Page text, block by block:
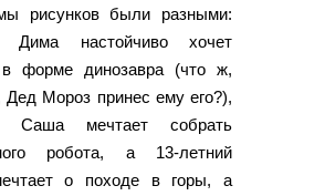
рисунков были разными:
Дима настойчиво хочет
в форме динозавра (что ж,
Дед Мороз принес ему его?),
Саша мечтает собрать
робота, а 13-летний
о походе в горы, а